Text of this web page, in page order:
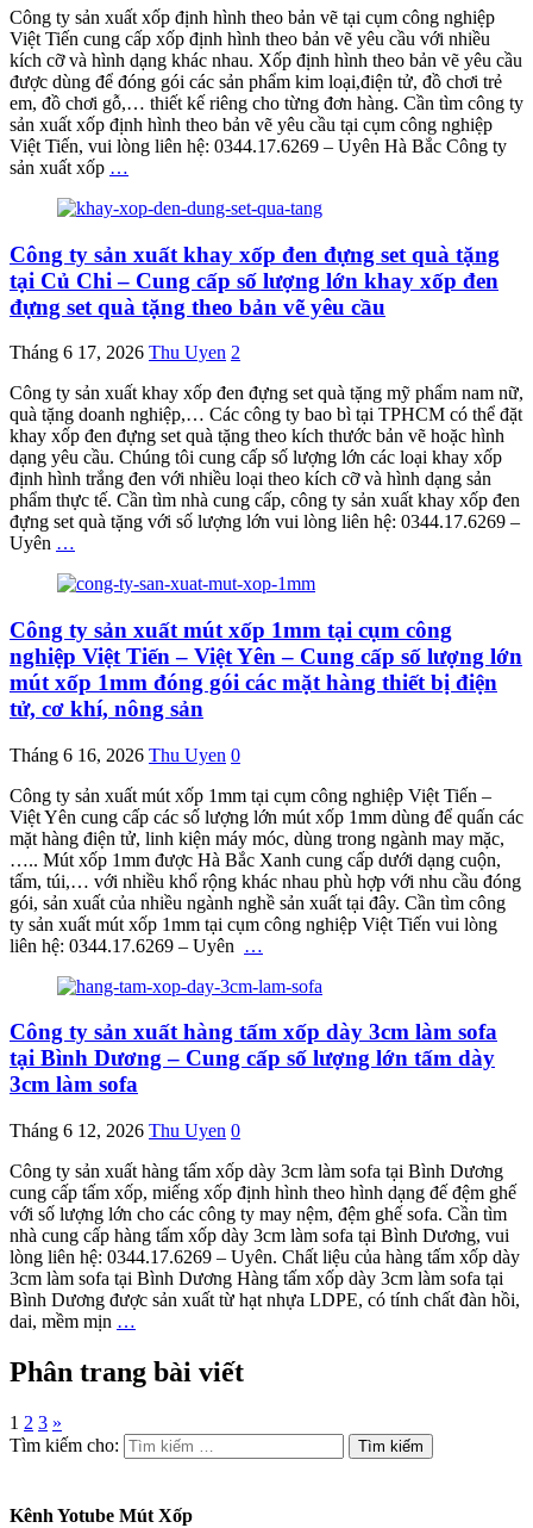
Công ty sản xuất xốp định hình theo bản vẽ tại cụm công nghiệp
Việt Tiến cung cấp xốp định hình theo bản vẽ yêu cầu với nhiều
kích cỡ và hình dạng khác nhau. Xốp định hình theo bản vẽ yêu cầu
được dùng để đóng gói các sản phẩm kim loại,điện tử, đồ chơi trẻ
em, đồ chơi gỗ,… thiết kế riêng cho từng đơn hàng. Cần tìm công ty
sản xuất xốp định hình theo bản vẽ yêu cầu tại cụm công nghiệp
Việt Tiến, vui lòng liên hệ: 0344.17.6269 – Uyên Hà Bắc Công ty
sản xuất xốp …
Công ty sản xuất khay xốp đen đựng set quà tặng
tại Củ Chi – Cung cấp số lượng lớn khay xốp đen
đựng set quà tặng theo bản vẽ yêu cầu
Tháng 6 17, 2026 Thu Uyen 2
Công ty sản xuất khay xốp đen đựng set quà tặng mỹ phẩm nam nữ,
quà tặng doanh nghiệp,… Các công ty bao bì tại TPHCM có thể đặt
khay xốp đen đựng set quà tặng theo kích thước bản vẽ hoặc hình
dạng yêu cầu. Chúng tôi cung cấp số lượng lớn các loại khay xốp
định hình trắng đen với nhiều loại theo kích cỡ và hình dạng sản
phẩm thực tế. Cần tìm nhà cung cấp, công ty sản xuất khay xốp đen
đựng set quà tặng với số lượng lớn vui lòng liên hệ: 0344.17.6269 –
Uyên …
Công ty sản xuất mút xốp 1mm tại cụm công
nghiệp Việt Tiến – Việt Yên – Cung cấp số lượng lớn
mút xốp 1mm đóng gói các mặt hàng thiết bị điện
tử, cơ khí, nông sản
Tháng 6 16, 2026 Thu Uyen 0
Công ty sản xuất mút xốp 1mm tại cụm công nghiệp Việt Tiến –
Việt Yên cung cấp các số lượng lớn mút xốp 1mm dùng để quấn các
mặt hàng điện tử, linh kiện máy móc, dùng trong ngành may mặc,
….. Mút xốp 1mm được Hà Bắc Xanh cung cấp dưới dạng cuộn,
tấm, túi,… với nhiều khổ rộng khác nhau phù hợp với nhu cầu đóng
gói, sản xuất của nhiều ngành nghề sản xuất tại đây. Cần tìm công
ty sản xuất mút xốp 1mm tại cụm công nghiệp Việt Tiến vui lòng
liên hệ: 0344.17.6269 – Uyên …
Công ty sản xuất hàng tấm xốp dày 3cm làm sofa
tại Bình Dương – Cung cấp số lượng lớn tấm dày
3cm làm sofa
Tháng 6 12, 2026 Thu Uyen 0
Công ty sản xuất hàng tấm xốp dày 3cm làm sofa tại Bình Dương
cung cấp tấm xốp, miếng xốp định hình theo hình dạng đế đệm ghế
với số lượng lớn cho các công ty may nệm, đệm ghế sofa. Cần tìm
nhà cung cấp hàng tấm xốp dày 3cm làm sofa tại Bình Dương, vui
lòng liên hệ: 0344.17.6269 – Uyên. Chất liệu của hàng tấm xốp dày
3cm làm sofa tại Bình Dương Hàng tấm xốp dày 3cm làm sofa tại
Bình Dương được sản xuất từ hạt nhựa LDPE, có tính chất đàn hồi,
dai, mềm mịn …
Phân trang bài viết
1 2 3 »
Tìm kiếm cho:
Kênh Yotube Mút Xốp